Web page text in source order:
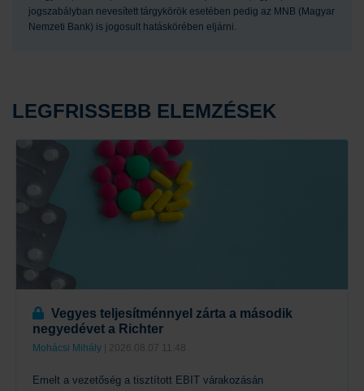
jogszabályban nevesített tárgykörök esetében pedig az MNB (Magyar
Nemzeti Bank) is jogosult hatáskörében eljárni.
LEGFRISSEBB ELEMZÉSEK
Vegyes teljesítménnyel zárta a második
negyedévet a Richter
Mohácsi Mihály | 2026.08.07 11:48
Emelt a vezetőség a tisztított EBIT várakozásán